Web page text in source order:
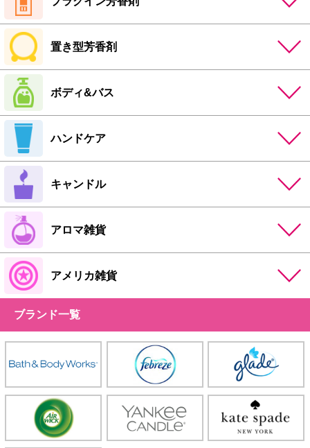
置き型芳香剤
ボディ&バス
ハンドケア
キャンドル
アロマ雑貨
アメリカ雑貨
ブランド一覧